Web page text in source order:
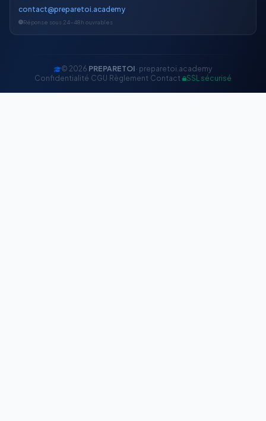
contact@preparetoi.academy
Réponse sous 24-48h ouvrables
© 2026 PREPARETOI · preparetoi.academy
Confidentialité CGU Règlement Contact SSL sécurisé